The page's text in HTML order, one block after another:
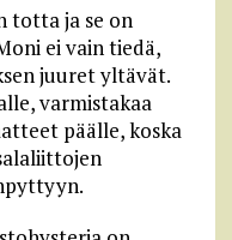
totta ja se on
ei vain tiedä,
juuret yltävät.
varmistakaa
päälle, koska